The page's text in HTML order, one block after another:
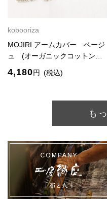
kobooriza
MOJIRI アームカバー ベージ
ュ (オーガニックコットン…
4,180円 (税込)
も